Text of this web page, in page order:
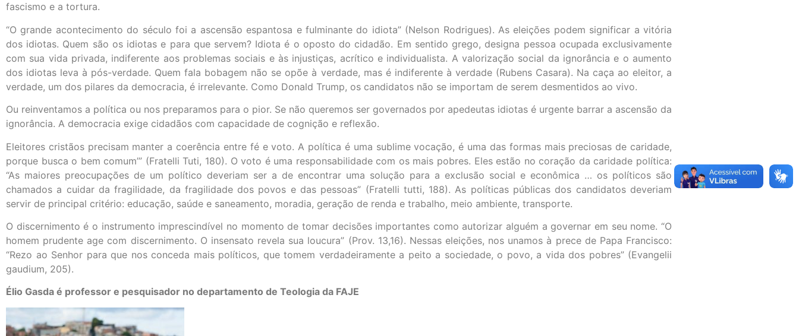
fascismo e a tortura.
“O grande acontecimento do século foi a ascensão espantosa e fulminante do idiota” (Nelson Rodrigues). As eleições podem significar a vitória
dos idiotas. Quem são os idiotas e para que servem? Idiota é o oposto do cidadão. Em sentido grego, designa pessoa ocupada exclusivamente
com sua vida privada, indiferente aos problemas sociais e às injustiças, acrítico e individualista. A valorização social da ignorância e o aumento
dos idiotas leva à pós-verdade. Quem fala bobagem não se opõe à verdade, mas é indiferente à verdade (Rubens Casara). Na caça ao eleitor, a
verdade, um dos pilares da democracia, é irrelevante. Como Donald Trump, os candidatos não se importam de serem desmentidos ao vivo.
Ou reinventamos a política ou nos preparamos para o pior. Se não queremos ser governados por apedeutas idiotas é urgente barrar a ascensão da
ignorância. A democracia exige cidadãos com capacidade de cognição e reflexão.
Eleitores cristãos precisam manter a coerência entre fé e voto. A política é uma sublime vocação, é uma das formas mais preciosas de caridade,
porque busca o bem comum’” (Fratelli Tuti, 180). O voto é uma responsabilidade com os mais pobres. Eles estão no coração da caridade política:
“As maiores preocupações de um político deveriam ser a de encontrar uma solução para a exclusão social e econômica … os políticos são
chamados a cuidar da fragilidade, da fragilidade dos povos e das pessoas” (Fratelli tutti, 188). As políticas públicas dos candidatos deveriam
servir de principal critério: educação, saúde e saneamento, moradia, geração de renda e trabalho, meio ambiente, transporte.
O discernimento é o instrumento imprescindível no momento de tomar decisões importantes como autorizar alguém a governar em seu nome. “O
homem prudente age com discernimento. O insensato revela sua loucura” (Prov. 13,16). Nessas eleições, nos unamos à prece de Papa Francisco:
“Rezo ao Senhor para que nos conceda mais políticos, que tomem verdadeiramente a peito a sociedade, o povo, a vida dos pobres” (Evangelii
gaudium, 205).
Élio Gasda é professor e pesquisador no departamento de Teologia da FAJE